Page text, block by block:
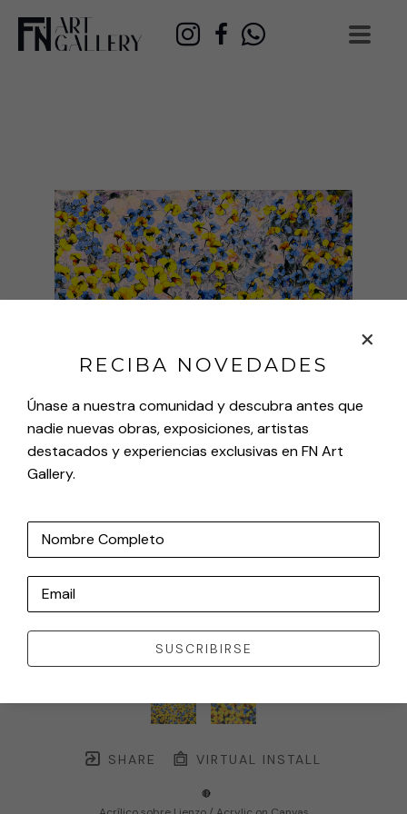
SHARE VIRTUAL INSTALL
🔴
RECIBA NOVEDADES
Únase a nuestra comunidad y descubra antes que
nadie nuevas obras, exposiciones, artistas
destacados y experiencias exclusivas en FN Art
Gallery.
Nombre Completo
Email
SUSCRIBIRSE